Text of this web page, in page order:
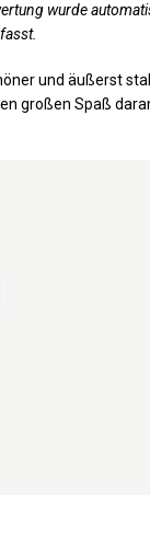
wurde
und äußerst
großen Spaß